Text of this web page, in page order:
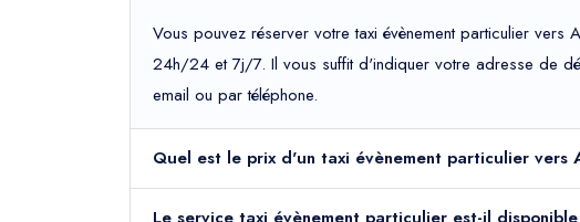
Vous pouvez réserver votre taxi évènement particulier
24h/24 et 7j/7. Il vous suffit d'indiquer votre adresse de
email ou par téléphone.
Quel est le prix d'un taxi évènement particulier